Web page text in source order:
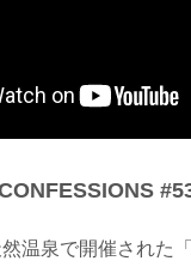
温泉で開催された